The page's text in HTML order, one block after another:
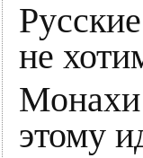
не
Монахи
этому